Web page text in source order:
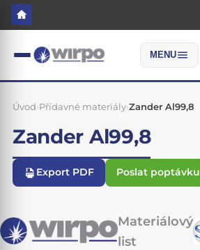
MENU
Úvod›Přídavné materiály›Zander Al99,8
Zander Al99,8
Export PDF Poslat poptávku
Materiálový
list